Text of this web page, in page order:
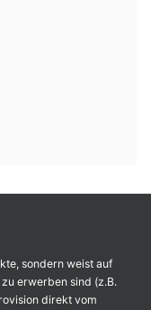
sondern weist auf
erwerben sind (z.B.
direkt vom